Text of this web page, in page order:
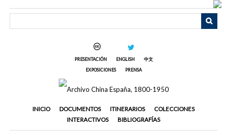
PRESENTACIÓN ENGLISH
中文
EXPOSICIONES
PRENSA
INICIO DOCUMENTOS ITINERARIOS
COLECCIONES
INTERACTIVOS
BIBLIOGRAFÍAS